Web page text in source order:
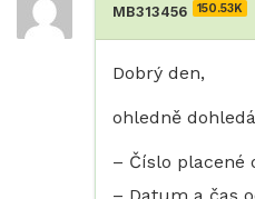
MB313456 150.53K
Dobrý den,
ohledně
– Číslo placené